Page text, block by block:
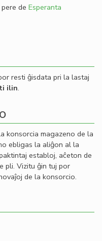
de Esperanta
resti ĝisdata pri la lastaj
ilin.
konsorcia magazeno de la
ebligas la aliĝon al la
establoj, aĉeton de
pli. Vizitu ĝin tuj por
de la konsorcio.